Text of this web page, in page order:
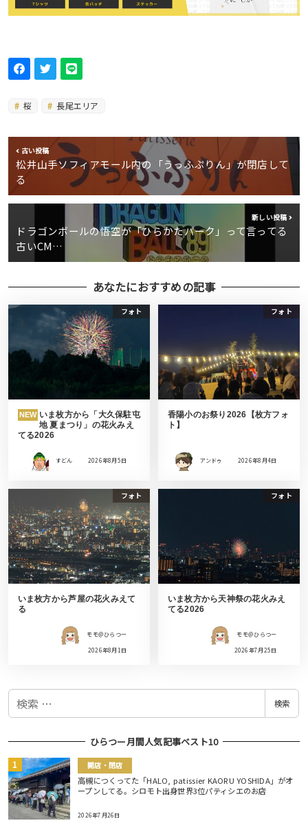
桜 長尾エリア
古い投稿
松井山手ソフィアモール内の「うっふぷりん」が閉店して
る
新しい投稿
ドラゴンボールの悟空が「ひらかたパーク」って言ってる
古いCM…
あなたにおすすめの記事
フォト
NEW いま枚方から「大久保駐屯
地 夏まつり」の花火みえ
てる2026
すどん 2026年8月5日
フォト
香陽小のお祭り2026【枚方フォ
ト】
アンドゥ 2026年8月4日
フォト
いま枚方から芦屋の花火みえて
る
モモ＠ひらつー
2026年8月1日
フォト
いま枚方から天神祭の花火みえ
てる2026
モモ＠ひらつー
2026年7月25日
検
検索
ひらつー月間人気記事ベスト10
開店・閉店
高槻につくってた「HALO, patissier KAORU YOSHIDA」がオ
ープンしてる。シロモト出身世界3位パティシエのお店
2026年7月26日